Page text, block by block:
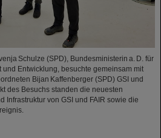
Schulze (SPD), Bundesministerin a. D. für
Entwicklung, besuchte gemeinsam mit
Bijan Kaffenberger (SPD) GSI und
des Besuchs standen die neuesten
Infrastruktur von GSI und FAIR sowie die